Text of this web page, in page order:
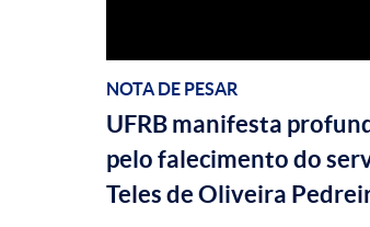
NOTA DE PESAR
UFRB manifesta
pelo falecimento do
Teles de Oliveira